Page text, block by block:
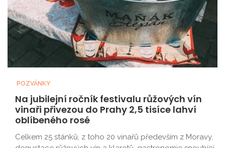
POZVÁNKY
Na jubilejní ročník festivalu růžových vín
vinaři přivezou do Prahy 2,5 tisíce lahví
oblíbeného rosé
Celkem 25 stánků, z toho 20 vinařů především z Moravy,